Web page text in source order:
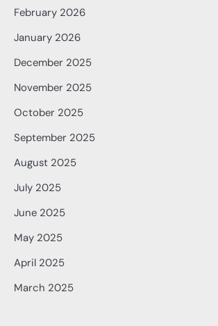
February 2026
January 2026
December 2025
November 2025
October 2025
September 2025
August 2025
July 2025
June 2025
May 2025
April 2025
March 2025